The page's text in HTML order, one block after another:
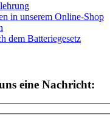
in unserem Online-Shop
dem Batteriegesetz
eine Nachricht: